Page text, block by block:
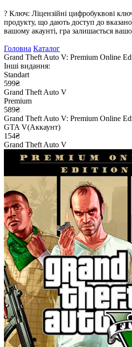
? Ключ: Ліцензійні цифробуквові
продукту, що дають доступ до
вашому акаунті, гра залишається
Головна Каталог
Grand Theft Auto V: Premium Online
Інші видання:
Standart
599₴
Grand Theft Auto V
Premium
589₴
Grand Theft Auto V: Premium Online
GTA V(Аккаунт)
154₴
Grand Theft Auto V